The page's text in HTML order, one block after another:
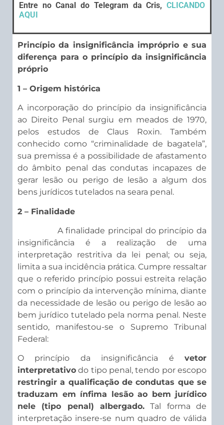
Entre no Canal do Telegram da Cris, CLICANDO
AQUI
Princípio da insignificância impróprio e sua
diferença para o princípio da insignificância
próprio
1 – Origem histórica
A incorporação do princípio da insignificância
ao Direito Penal surgiu em meados de 1970,
pelos estudos de Claus Roxin. Também
conhecido como “criminalidade de bagatela”,
sua premissa é a possibilidade de afastamento
do âmbito penal das condutas incapazes de
gerar lesão ou perigo de lesão a algum dos
bens jurídicos tutelados na seara penal.
2 – Finalidade
A finalidade principal do princípio da
insignificância é a realização de uma
interpretação restritiva da lei penal; ou seja,
limita a sua incidência prática. Cumpre ressaltar
que o referido princípio possui estreita relação
com o princípio da intervenção mínima, diante
da necessidade de lesão ou perigo de lesão ao
bem jurídico tutelado pela norma penal. Neste
sentido, manifestou-se o Supremo Tribunal
Federal:
O princípio da insignificância é vetor
interpretativo do tipo penal, tendo por escopo
restringir a qualificação de condutas que se
traduzam em ínfima lesão ao bem jurídico
nele (tipo penal) albergado. Tal forma de
interpretação insere-se num quadro de válida